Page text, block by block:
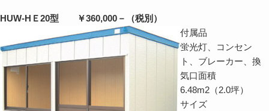
HUW-HＥ20型 ￥360,000－（税別）
付属品
蛍光灯、コンセン
ト、ブレーカー、換
気口面積
6.48m2（2.0坪）
サイズ